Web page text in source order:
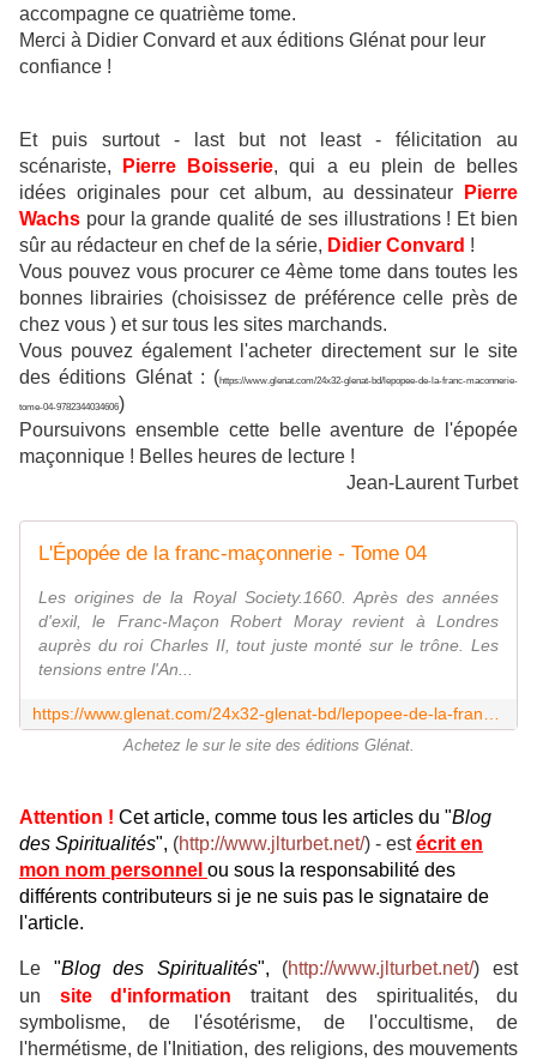
accompagne ce quatrième tome.
Merci à Didier Convard et aux éditions Glénat pour leur
confiance !
Et puis surtout - last but not least - félicitation au
scénariste,
Pierre Boisserie, qui a eu plein de belles
idées originales pour cet album, au dessinateur
Pierre
Wachs pour la grande qualité de ses illustrations ! Et bien
sûr au rédacteur en chef de la série, Didier Convard !
Vous pouvez vous procurer ce 4ème tome dans toutes les
bonnes librairies (choisissez de préférence celle près de
chez vous ) et sur tous les sites marchands.
Vous pouvez également l'acheter directement sur le site
des éditions Glénat : (https://www.glenat.com/24x32-glenat-bd/lepopee-de-la-franc-maconnerie-
tome-04-9782344034606)
Poursuivons ensemble cette belle aventure de l'épopée
maçonnique ! Belles heures de lecture !
Jean-Laurent Turbet
L'Épopée de la franc-maçonnerie - Tome 04
Les origines de la Royal Society.1660. Après des années
d'exil, le Franc-Maçon Robert Moray revient à Londres
auprès du roi Charles II, tout juste monté sur le trône. Les
tensions entre l'An...
Achetez le sur le site des éditions Glénat.
Attention ! Cet article, comme tous les articles du "Blog
des Spiritualités", (http://www.jlturbet.net/) - estécrit en
mon nom personnel ou sous la responsabilité des
différents contributeurs si je ne suis pas le signataire de
l'article.
Le "Blog des Spiritualités", (http://www.jlturbet.net/) est
un site d'information traitant des spiritualités, du
symbolisme, de l'ésotérisme, de l'occultisme, de
l'hermétisme, de l'Initiation, des religions, des mouvements